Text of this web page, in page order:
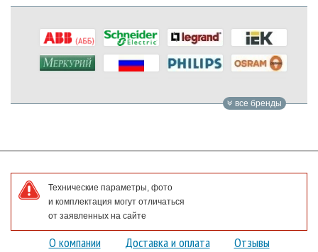
все бренды
Технические параметры, фото
и комплектация могут отличаться
от заявленных на сайте
О компании Доставка и оплата
Отзывы